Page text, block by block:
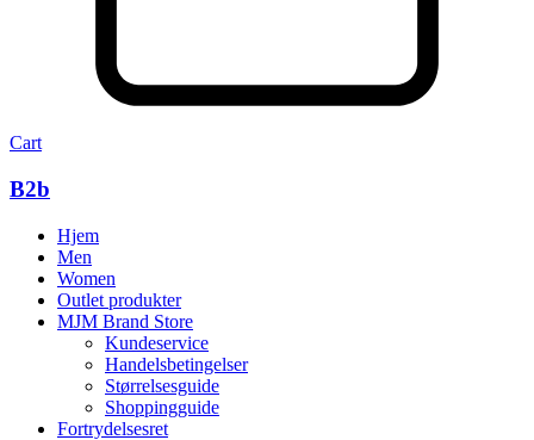
Cart
B2b
Hjem
Men
Women
Outlet produkter
MJM Brand Store
Kundeservice
Handelsbetingelser
Størrelsesguide
Shoppingguide
Fortrydelsesret